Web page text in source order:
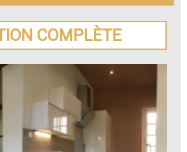
COMPLÈTE